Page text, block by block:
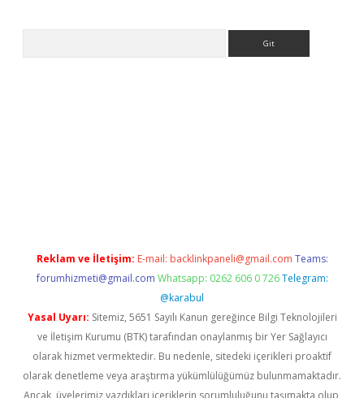
Reklam ve İletişim: E-mail: backlinkpaneli@gmail.com Teams:
forumhizmeti@gmail.com Whatsapp: 0262 606 0 726 Telegram:
@karabul
Yasal Uyarı: Sitemiz, 5651 Sayılı Kanun gereğince Bilgi Teknolojileri
ve İletişim Kurumu (BTK) tarafından onaylanmış bir Yer Sağlayıcı
olarak hizmet vermektedir. Bu nedenle, sitedeki içerikleri proaktif
olarak denetleme veya araştırma yükümlülüğümüz bulunmamaktadır.
Ancak, üyelerimiz yazdıkları içeriklerin sorumluluğunu taşımakta olup,